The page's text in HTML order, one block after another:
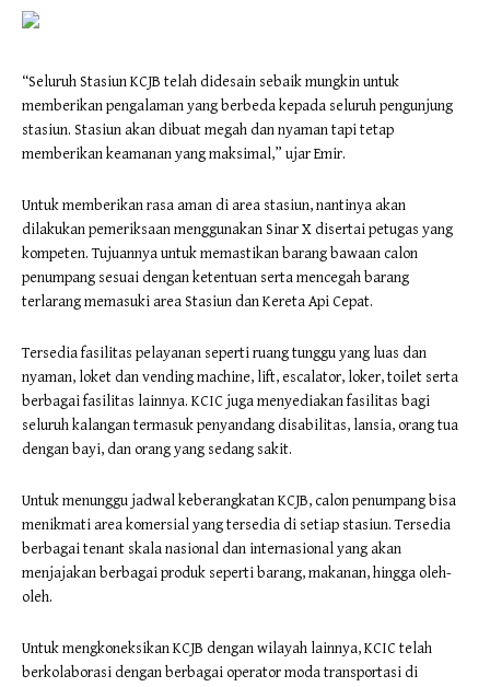
“Seluruh Stasiun KCJB telah didesain sebaik mungkin untuk
memberikan pengalaman yang berbeda kepada seluruh pengunjung
stasiun. Stasiun akan dibuat megah dan nyaman tapi tetap
memberikan keamanan yang maksimal,” ujar Emir.
Untuk memberikan rasa aman di area stasiun, nantinya akan
dilakukan pemeriksaan menggunakan Sinar X disertai petugas yang
kompeten. Tujuannya untuk memastikan barang bawaan calon
penumpang sesuai dengan ketentuan serta mencegah barang
terlarang memasuki area Stasiun dan Kereta Api Cepat.
Tersedia fasilitas pelayanan seperti ruang tunggu yang luas dan
nyaman, loket dan vending machine, lift, escalator, loker, toilet serta
berbagai fasilitas lainnya. KCIC juga menyediakan fasilitas bagi
seluruh kalangan termasuk penyandang disabilitas, lansia, orang tua
dengan bayi, dan orang yang sedang sakit.
Untuk menunggu jadwal keberangkatan KCJB, calon penumpang bisa
menikmati area komersial yang tersedia di setiap stasiun. Tersedia
berbagai tenant skala nasional dan internasional yang akan
menjajakan berbagai produk seperti barang, makanan, hingga oleh-
oleh.
Untuk mengkoneksikan KCJB dengan wilayah lainnya, KCIC telah
berkolaborasi dengan berbagai operator moda transportasi di